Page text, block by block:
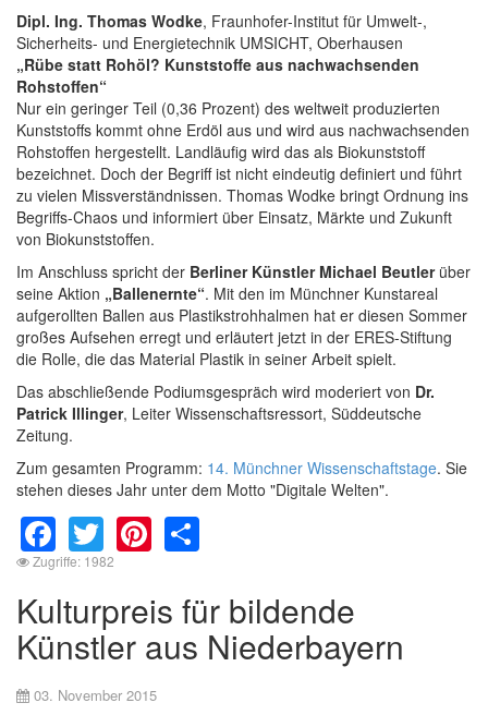
Dipl. Ing. Thomas Wodke, Fraunhofer-Institut für Umwelt-,
Sicherheits- und Energietechnik UMSICHT, Oberhausen
„Rübe statt Rohöl? Kunststoffe aus nachwachsenden
Rohstoffen“
Nur ein geringer Teil (0,36 Prozent) des weltweit produzierten
Kunststoffs kommt ohne Erdöl aus und wird aus nachwachsenden
Rohstoffen hergestellt. Landläufig wird das als Biokunststoff
bezeichnet. Doch der Begriff ist nicht eindeutig definiert und führt
zu vielen Missverständnissen. Thomas Wodke bringt Ordnung ins
Begriffs-Chaos und informiert über Einsatz, Märkte und Zukunft
von Biokunststoffen.
Im Anschluss spricht der Berliner Künstler Michael Beutlerüber
seine Aktion „Ballenernte“. Mit den im Münchner Kunstareal
aufgerollten Ballen aus Plastikstrohhalmen hat er diesen Sommer
großes Aufsehen erregt und erläutert jetzt in der ERES-Stiftung
die Rolle, die das Material Plastik in seiner Arbeit spielt.
Das abschließende Podiumsgespräch wird moderiert von Dr.
Patrick Illinger, Leiter Wissenschaftsressort, Süddeutsche
Zeitung.
Zum gesamten Programm: 14. Münchner Wissenschaftstage. Sie
stehen dieses Jahr unter dem Motto "Digitale Welten".
Facebook
TwitterPinterest
Zugriffe: 1982
Kulturpreis für bildende
Künstler aus Niederbayern
03. November 2015